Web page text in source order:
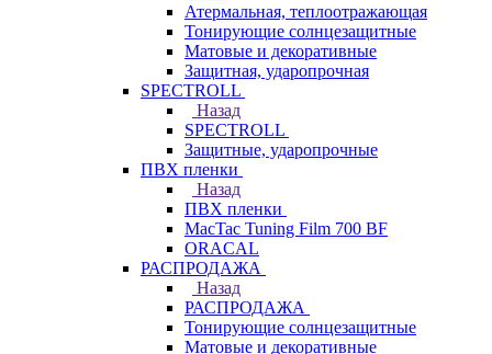
Атермальная, теплоотражающая
Тонирующие солнцезащитные
Матовые и декоративные
Защитная, ударопрочная
SPECTROLL
Назад
SPECTROLL
Защитные, ударопрочные
ПВХ пленки
Назад
ПВХ пленки
MacTac Tuning Film 700 BF
ORACAL
РАСПРОДАЖА
Назад
РАСПРОДАЖА
Тонирующие солнцезащитные
Матовые и декоративные